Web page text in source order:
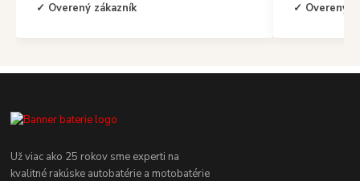
✓ Overený zákazník ✓ Overený
Už viac ako 25 rokov sme experti na
kvalitné rakúske autobatérie a motobatérie